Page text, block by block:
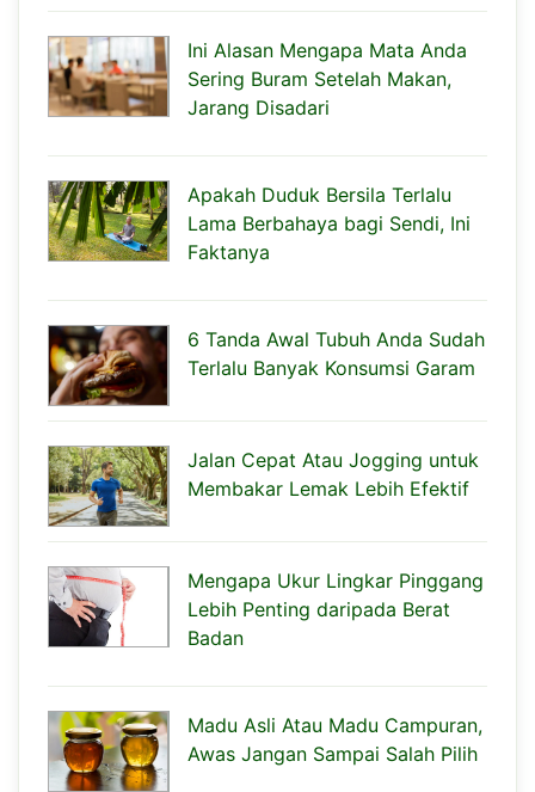
Ini Alasan Mengapa Mata Anda
Sering Buram Setelah Makan,
Jarang Disadari
Apakah Duduk Bersila Terlalu
Lama Berbahaya bagi Sendi, Ini
Faktanya
6 Tanda Awal Tubuh Anda Sudah
Terlalu Banyak Konsumsi Garam
Jalan Cepat Atau Jogging untuk
Membakar Lemak Lebih Efektif
Mengapa Ukur Lingkar Pinggang
Lebih Penting daripada Berat
Badan
Madu Asli Atau Madu Campuran,
Awas Jangan Sampai Salah Pilih